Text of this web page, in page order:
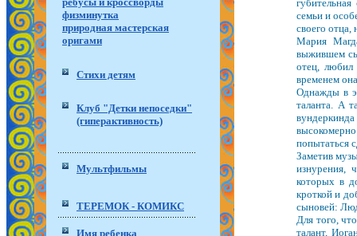
физминутка
природная мастерская
оригами
Стихи детям
Клуб "Детки непоседки"
(гиперактивность)
Мультфильмы
ТЕРЕМОК - КОМИКС
Имя ребенка
семьи и
своего отца,
Мария
выжившем
отец, любил
временем
Однажды в
таланта. А
попытаться
Заметив
изнурения,
которых в
кроткой и
сыновей:
Для того,
талант,